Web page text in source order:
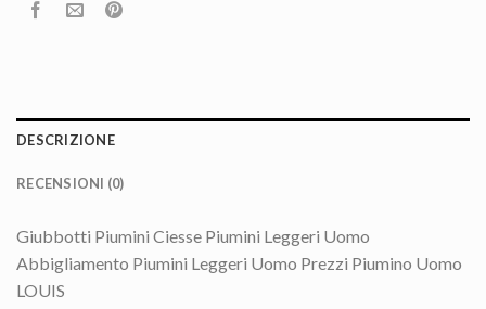
DESCRIZIONE
RECENSIONI (0)
Giubbotti Piumini Ciesse Piumini Leggeri Uomo
Abbigliamento Piumini Leggeri Uomo Prezzi Piumino Uomo
LOUIS